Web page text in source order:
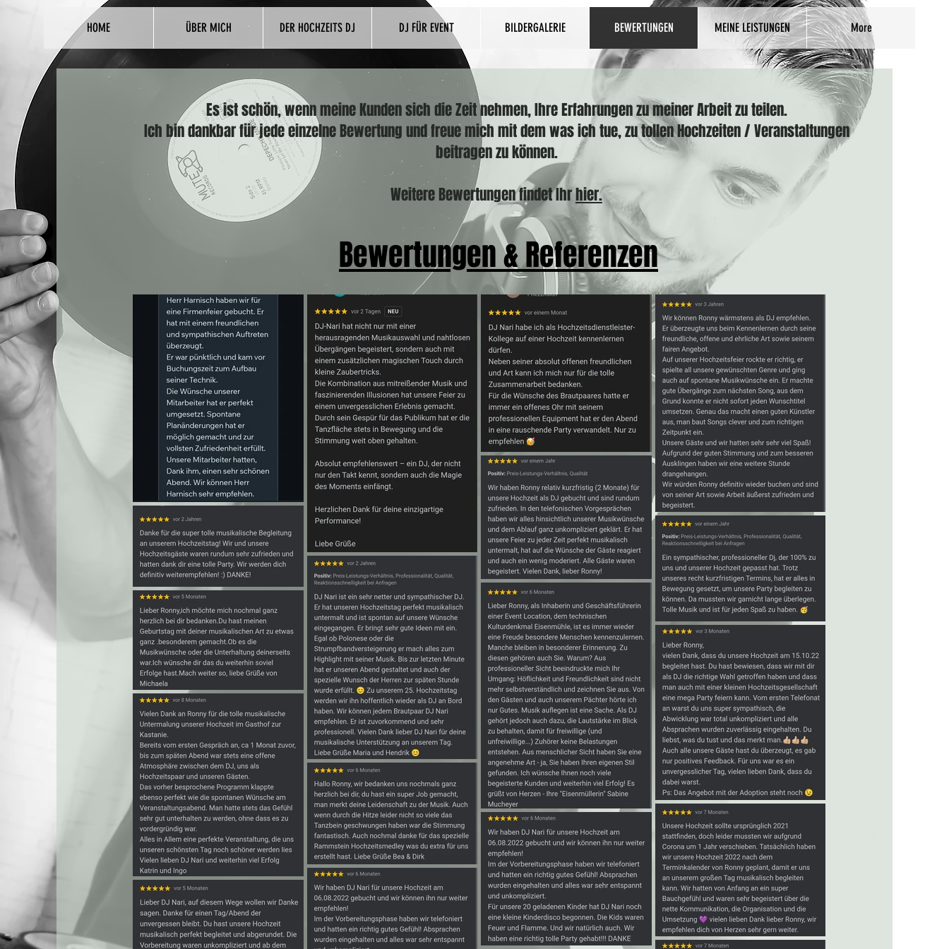
Es ist schön, wenn meine Kunden sich die Zeit nehmen, Ihre Erfahrungen zu meiner Arbeit zu teilen.
Ich bin dankbar für jede einzelne Bewertungund freue mich mit dem was ich tue,zu tollen Hochzeiten / Veranstaltungen
beitragen zu können.
Weitere Bewertungen findet Ihrhier.
Bewertungen & Referenzen
HOME ÜBER MICH DER HOCHZEITS DJ DJ FÜR EVENT BILDERGALERIE BEWERTUNGEN MEINE LEISTUNGEN More